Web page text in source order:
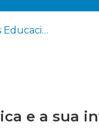
As orientações Educacionais dos professores de educação física e a sua influência nos processos de desenvolvimento e manutenção da aptidão física
e a sua